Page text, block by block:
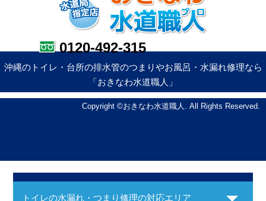
0120-492-315
沖縄のトイレ・台所の排水管のつまりやお風呂・水漏れ修理なら
「おきなわ水道職人」
Copyright ©おきなわ水道職人. All Rights Reserved.
トイレの水漏れ・つまり修理の対応エリア